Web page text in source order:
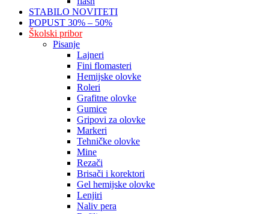
STABILO NOVITETI
POPUST 30% – 50%
Školski pribor
Pisanje
Lajneri
Fini flomasteri
Hemijske olovke
Roleri
Grafitne olovke
Gumice
Gripovi za olovke
Markeri
Tehničke olovke
Mine
Rezači
Brisači i korektori
Gel hemijske olovke
Lenjiri
Naliv pera